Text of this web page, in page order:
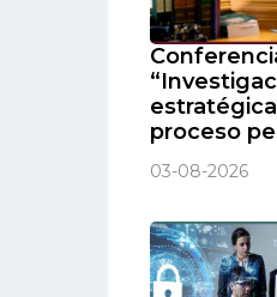
proceso
03-08-2026